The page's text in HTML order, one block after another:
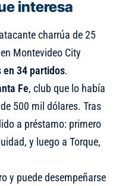
interesa
charrúa de 25
Montevideo City
en 34 partidos.
Fe, club que lo había
500 mil dólares. Tras
a préstamo: primero
y luego a Torque,
y puede desempeñarse